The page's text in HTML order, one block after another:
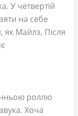
У четвертій
на себе
як Майлз, Після
роллю
Хоча